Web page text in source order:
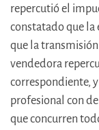
repercutió el
constatado que la
que la
vendedora
correspondiente,
profesional con
que concurren